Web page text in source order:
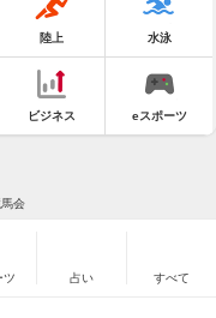
陸上 水泳
ビジネス eスポーツ
会
ツ 占い すべて